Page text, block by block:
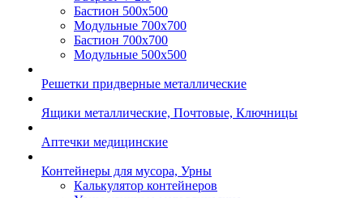
Бастион 500х500
Модульные 700х700
Бастион 700х700
Модульные 500х500
Решетки придверные металлические
Ящики металлические, Почтовые, Ключницы
Аптечки медицинские
Контейнеры для мусора, Урны
Калькулятор контейнеров